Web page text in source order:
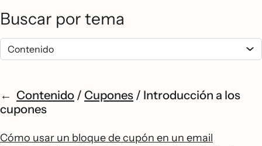
Buscar por tema
Contenido / Cupones / Introducción a los
cupones
Cómo usar un bloque de cupón en un email